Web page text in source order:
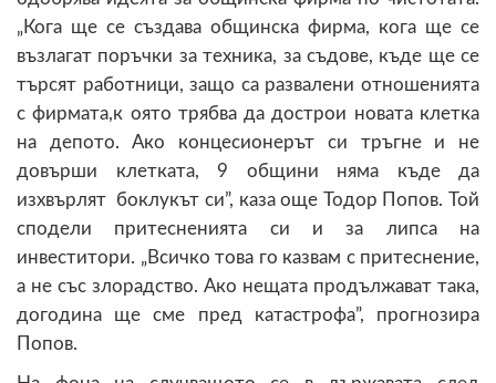
„Кога ще се създава общинска фирма, кога ще се
възлагат поръчки за техника, за съдове, къде ще се
търсят работници, защо са развалени отношенията
с фирмата,к оято трябва да дострои новата клетка
на депото. Ако концесионерът си тръгне и не
довърши клетката, 9 общини няма къде да
изхвърлят боклукът си”, каза още Тодор Попов. Той
сподели притесненията си и за липса на
инвеститори. „Всичко това го казвам с притеснение,
а не със злорадство. Ако нещата продължават така,
догодина ще сме пред катастрофа”, прогнозира
Попов.